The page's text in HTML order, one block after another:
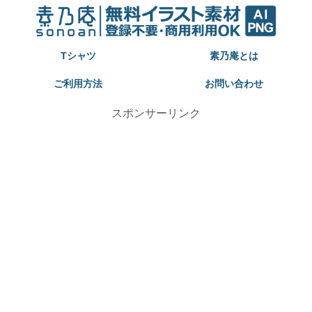
Tシャツ 素乃庵とは
ご利用方法 お問い合わせ
スポンサーリンク